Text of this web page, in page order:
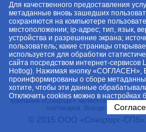
Компания «Спецторг» является одним из
хозтоваров. Всегда в наличии
© 2015 ООО «Спецторг-
Для качественного предоставления
метаданные вновь зашедших
сохраняются на компьютере
местоположении; ip-адрес; тип, язык,
устройства и разрешение экрана;
пользователь; какие страницы
используется для обработки
сайта посредством интернет-сервисов
Hotlog). Нажимая кнопку «СОГЛАСЕН»,
проинформированы о сборе
хотите, чтобы эти данные
Отключить cookies можно в настройках